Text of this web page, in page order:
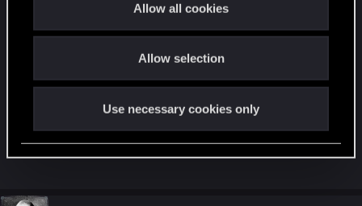
Allow all cookies
Allow selection
Use necessary cookies only
vorher stand da "0/1000" in schwarz und man
konnte da doch eine (vielleicht lange) genau
beschreibung des problems machen...
aber z.Z. nüscht
was ist da los?